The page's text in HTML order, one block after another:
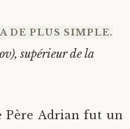
DE PLUS SIMPLE.
supérieur de la
Père Adrian fut un